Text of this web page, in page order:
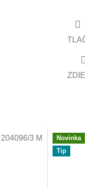
204096/3 M
Novinka
Tip